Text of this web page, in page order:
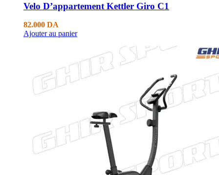
Velo D’appartement Kettler Giro C1
82.000 DA
Ajouter au panier